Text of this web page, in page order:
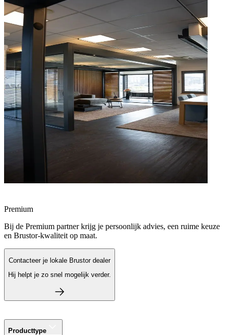
Premium
Bij de Premium partner krijg je persoonlijk advies, een ruime keuze
en Brustor-kwaliteit op maat.
Contacteer je lokale Brustor dealer
Hij helpt je zo snel mogelijk verder.
Producttype